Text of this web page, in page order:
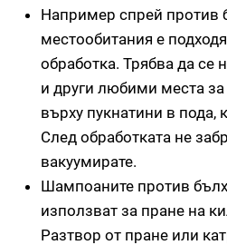
Например спрей против
местообитания е
обработка. Трябва да се
и други любими места за
върху пукнатини в пода,
След обработката не
вакуумирате.
Шампоаните против
използват за пране на
Разтвор от пране или